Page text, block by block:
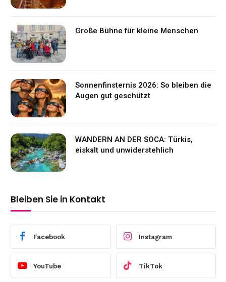
Große Bühne für kleine Menschen
Sonnenfinsternis 2026: So bleiben die
Augen gut geschützt
WANDERN AN DER SOCA: Türkis,
eiskalt und unwiderstehlich
Bleiben Sie in Kontakt
Facebook Instagram
YouTube TikTok